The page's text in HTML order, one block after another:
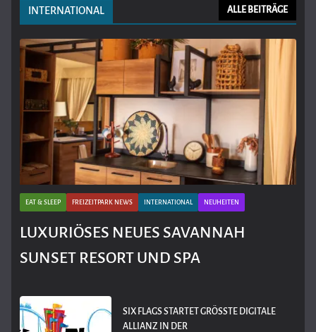
INTERNATIONAL ALLE BEITRÄGE
EAT & SLEEP FREIZEITPARK NEWS INTERNATIONAL NEUHEITEN
LUXURIÖSES NEUES SAVANNAH
SUNSET RESORT UND SPA
SIX FLAGS STARTET GRÖSSTE DIGITALE A
LLIANZ IN DER F